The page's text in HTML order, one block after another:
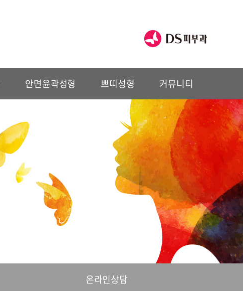
안면윤곽성형 쁘띠성형 커뮤니티
온라인상담